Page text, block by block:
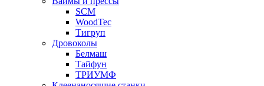
SCM
WoodTec
Тигруп
Дровоколы
Белмаш
Тайфун
ТРИУМФ